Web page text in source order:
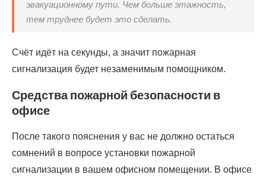
эвакуационному пути. Чем больше этажность,
тем труднее будет это сделать.
Счёт идёт на секунды, а значит пожарная
сигнализация будет незаменимым помощником.
Средства пожарной безопасности в
офисе
После такого пояснения у вас не должно остаться
сомнений в вопросе установки пожарной
сигнализации в вашем офисном помещении. В офисе